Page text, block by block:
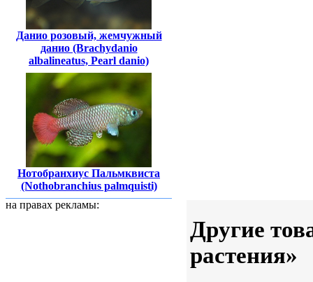
Данио розовый, жемчужный
данио (Brachydanio
albalineatus, Pearl danio)
Нотобранхиус Пальмквиста
(Nothobranchius palmquisti)
на правах рекламы:
Другие
растения»